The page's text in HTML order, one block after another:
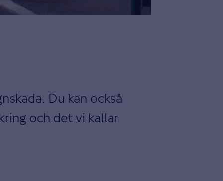
Du kan också
och det vi kallar